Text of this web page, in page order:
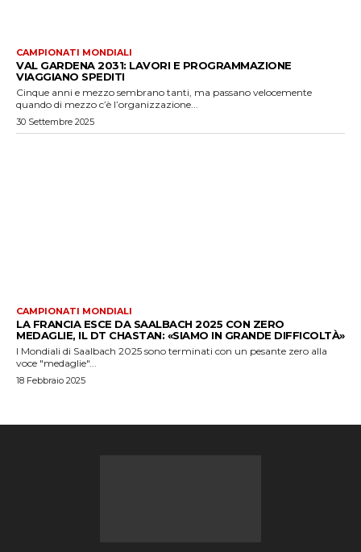
CAMPIONATI MONDIALI
VAL GARDENA 2031: LAVORI E PROGRAMMAZIONE
VIAGGIANO SPEDITI
Cinque anni e mezzo sembrano tanti, ma passano velocemente
quando di mezzo c’è l’organizzazione...
30 Settembre 2025
CAMPIONATI MONDIALI
LA FRANCIA ESCE DA SAALBACH 2025 CON ZERO
MEDAGLIE, IL DT CHASTAN: «SIAMO IN GRANDE DIFFICOLTÀ»
I Mondiali di Saalbach 2025 sono terminati con un pesante zero alla
voce "medaglie"...
18 Febbraio 2025